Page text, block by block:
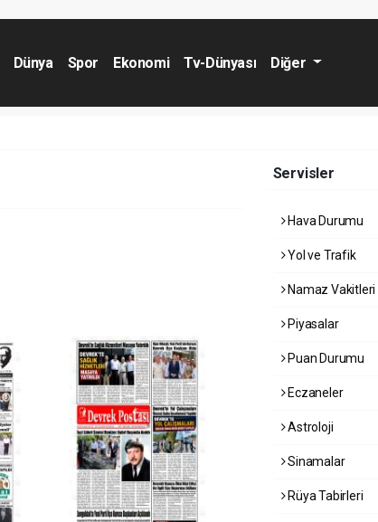
Dünya Spor Ekonomi Tv-Dünyası Diğer
Servisler
Hava Durumu
Yol ve Trafik
Namaz Vakitleri
Piyasalar
Puan Durumu
Eczaneler
Astroloji
Sinamalar
Rüya Tabirleri